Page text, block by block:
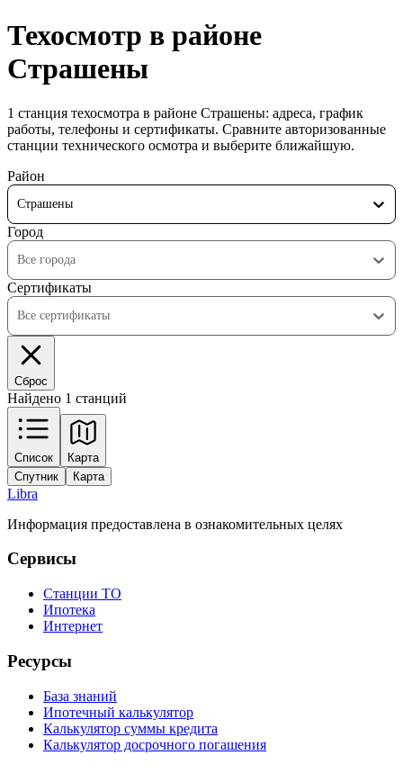
Техосмотр в районе
Страшены
1 станция техосмотра в районе Страшены: адреса, график
работы, телефоны и сертификаты. Сравните авторизованные
станции технического осмотра и выберите ближайшую.
Район
Страшены
Город
Все города
Сертификаты
Все сертификаты
Сброс
Найдено 1 станций
Список Карта
+
−
Tiles © Esri — Source: Esri, Maxar, Earthstar Geographics, and the GIS
User Community
Спутник Карта
Libra
Информация предоставлена в ознакомительных целях
Сервисы
Станции ТО
Ипотека
Интернет
Ресурсы
База знаний
Ипотечный калькулятор
Калькулятор суммы кредита
Калькулятор досрочного погашения